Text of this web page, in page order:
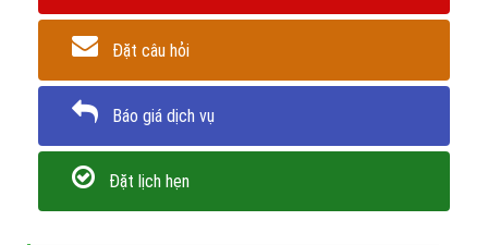
Đặt câu hỏi
Báo giá dịch vụ
Đặt lịch hẹn